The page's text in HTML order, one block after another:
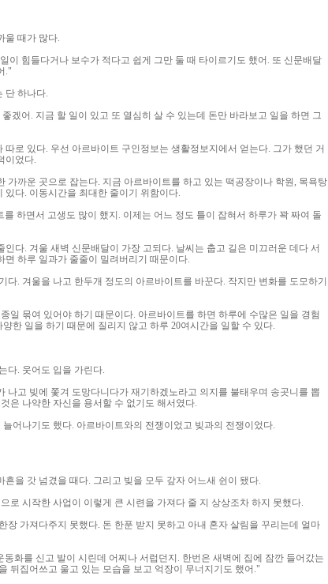
울 때가 많다.
이 힘들다거나 보수가 적다고 쉽게 그만 둘 때 타이르기도 했어. 또 신문배달
."
단 하나다.
겠어. 지금 할 일이 있고 또 열심히 살 수 있는데 돈만 바라보고 일을 하면 그
로 있다. 우선 아르바이트 구인정보는 생활정보지에서 얻는다. 그가 했던 거
이었다.
가까운 곳으로 잡는다. 지금 아르바이트를 하고 있는 떡공장이나 학원, 목욕탕
있다. 이동시간을 최대한 줄이기 위함이다.
하면서 고생도 많이 했지. 이제는 어느 정도 틀이 잡혀서 하루가 꽉 짜여 돌
다. 겨울 새벽 신문배달이 가장 고되다. 날씨는 춥고 길은 미끄러운 데다 서
면 하루 일과가 줄줄이 밀려버리기 때문이다.
다. 겨울을 나고 한두개 정도의 아르바이트를 바꾼다. 작지만 변화를 도모하기
일 묶여 있어야 하기 때문이다. 아르바이트를 하면 하루에 수많은 일을 경험
한 일을 하기 때문에 질리지 않고 하루 20여시간을 일할 수 있다.
다. 웃어도 입을 가린다.
나고 빚에 쫓겨 도망다니다가 재기하겠노라고 의지를 불태우며 송곳니를 뽑
은 나약한 자신을 용서할 수 없기도 해서였다.
어나기도 했다. 아르바이트와의 전쟁이었고 빚과의 전쟁이었다.
흔을 갓 넘겼을 때다. 그리고 빚을 모두 갚자 어느새 쉰이 됐다.
로 시작한 사업이 이렇게 큰 시련을 가져다 줄 지 상상조차 하지 못했다.
장 가져다주지 못했다. 돈 한푼 받지 못하고 아내 혼자 살림을 꾸리는데 얼마
화를 신고 발이 시린데 어찌나 서럽던지. 한번은 새벽에 집에 잠깐 들어갔는
뒤집어쓰고 울고 있는 모습을 보고 억장이 무너지기도 했어."